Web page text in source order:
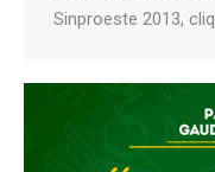
Sinproeste 2013,